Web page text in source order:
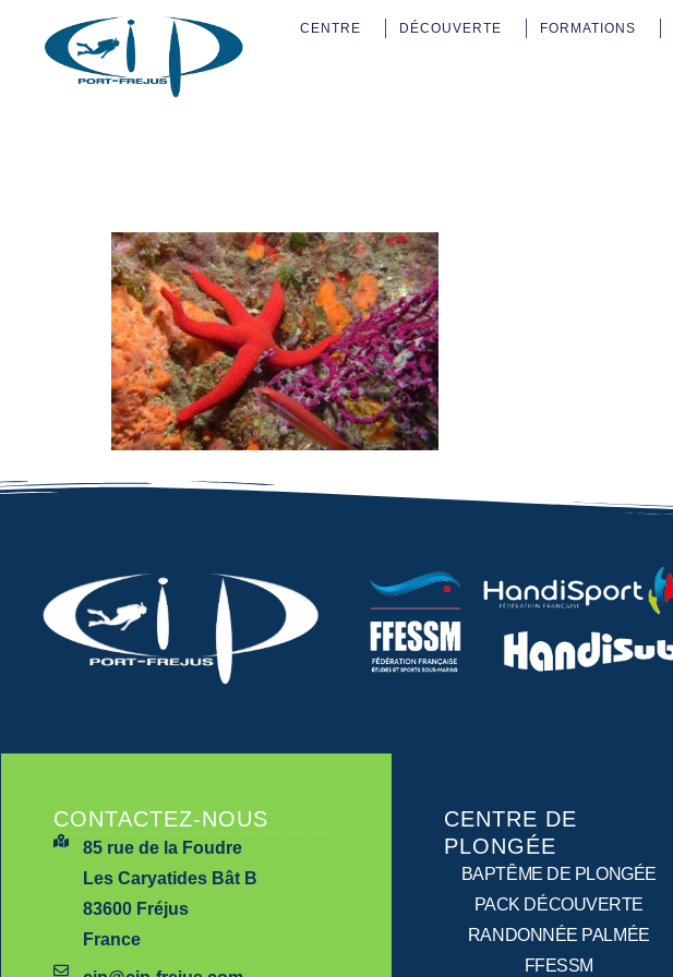
CENTRE DÉCOUVERTE FORMATIONS
CONTACTEZ-NOUS
85 rue de la Foudre
Les Caryatides Bât B
83600 Fréjus
France
CENTRE DE
PLONGÉE
BAPTÊME DE PLONGÉE
PACK DÉCOUVERTE
RANDONNÉE PALMÉE
FFESSM